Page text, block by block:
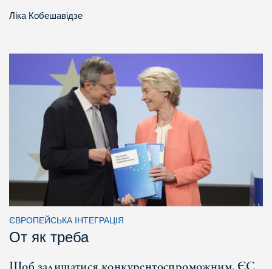
Ліка Кобешавідзе
ЄВРОПЕЙСЬКА ІНТЕГРАЦІЯ
От як треба